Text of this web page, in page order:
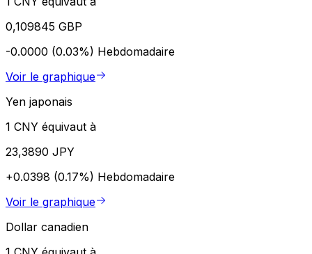
0,109845 GBP
-0.0000 (0.03%) Hebdomadaire
Voir le graphique
Yen japonais
1 CNY équivaut à
23,3890 JPY
+0.0398 (0.17%) Hebdomadaire
Voir le graphique
Dollar canadien